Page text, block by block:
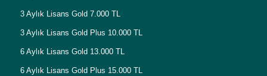
3 Aylık Lisans Gold 7.000 TL
3 Aylık Lisans Gold Plus 10.000 TL
6 Aylık Lisans Gold 13.000 TL
6 Aylık Lisans Gold Plus 15.000 TL